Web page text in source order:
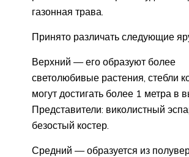
газонная трава.
Принято различать следующие
Верхний — его образуют более
светолюбивые растения, стебли
могут достигать более 1 метра в
Представители: виколистный
безостый костер.
Средний — образуется из